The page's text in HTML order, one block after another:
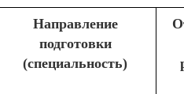
Направление
подготовки
(специальность)